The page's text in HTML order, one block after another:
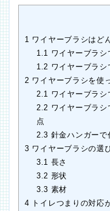
1 ワイヤーブラシはど
1.1
ワイヤーブラシ
1.2 ワイヤーブラシ
2 ワイヤーブラシを使
2.1
ワイヤーブラ
2.2 ワイヤーブラ
点
2.3 針金ハンガーで
3 ワイヤーブラシの選
3.1 長さ
3.2 形状
3.3 素材
4 トイレつまりの対応